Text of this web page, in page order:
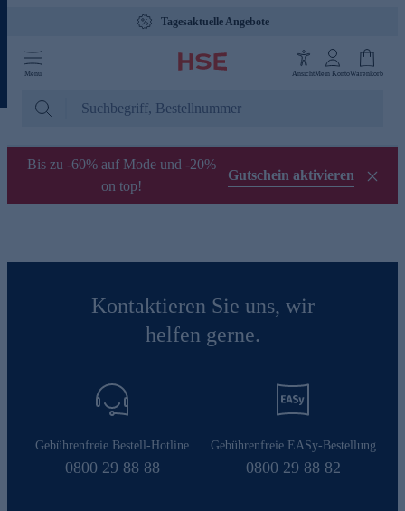
Tagesaktuelle Angebote
Menü AnsichtMein KontoWarenkorb
Bis zu -60% auf Mode und -20%
on top!
Gutschein aktivieren
Kontaktieren Sie uns, wir
helfen gerne.
Gebührenfreie Bestell-Hotline
0800 29 88 88
Gebührenfreie EASy-Bestellung
0800 29 88 82